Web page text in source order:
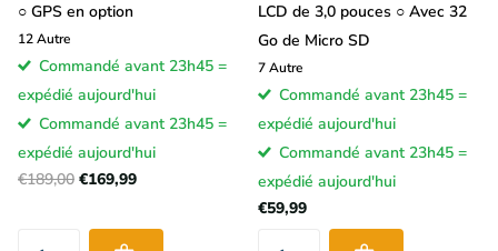
○ GPS en option
12Autre
Commandé avant 23h45 =
expédié aujourd'hui
Commandé avant 23h45 =
expédié aujourd'hui
€189,00 €169,99
LCD de 3,0 pouces ○ Avec 32
Go de Micro SD
7Autre
Commandé avant 23h45 =
expédié aujourd'hui
Commandé avant 23h45 =
expédié aujourd'hui
€59,99